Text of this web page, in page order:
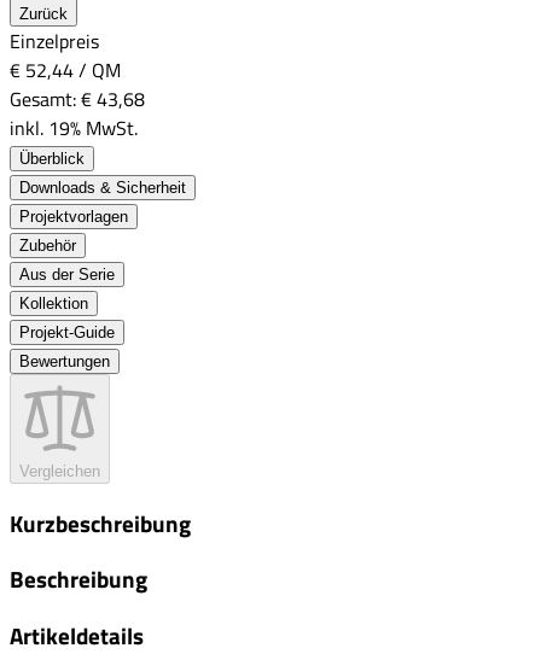
Zurück
Einzelpreis
€ 52,44/ QM
Gesamt:€ 43,68
inkl. 19% MwSt.
Überblick
Downloads & Sicherheit
Projektvorlagen
Zubehör
Aus der Serie
Kollektion
Projekt-Guide
Bewertungen
Vergleichen
Kurzbeschreibung
Beschreibung
Artikeldetails